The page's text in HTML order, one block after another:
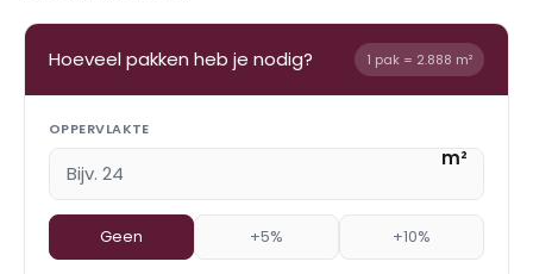
Hoeveel pakken heb je nodig? 1 pak = 2.888 m²
OPPERVLAKTE
m²
Geen +5% +10%